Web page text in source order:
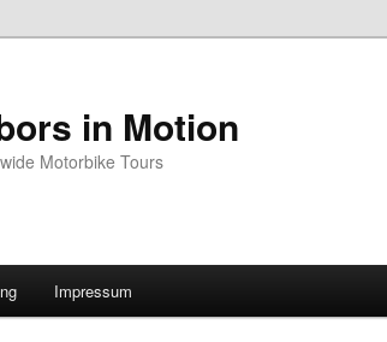
in Motion
Motorbike Tours
Impressum